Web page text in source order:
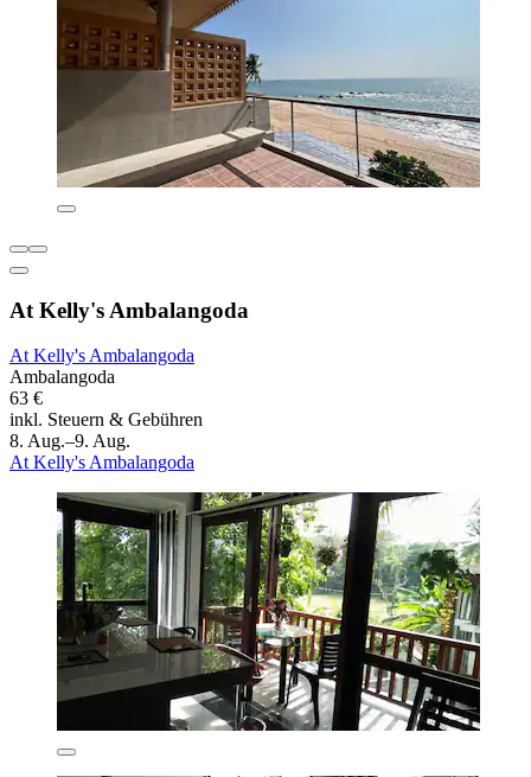
At Kelly's Ambalangoda
At Kelly's Ambalangoda
Ambalangoda
63 €
inkl. Steuern & Gebühren
8. Aug.–9. Aug.
At Kelly's Ambalangoda